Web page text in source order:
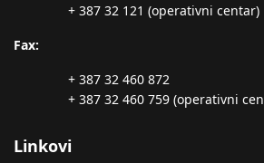
+ 387 32 121 (operativni centar)
Fax:
+ 387 32 460 872
+ 387 32 460 759 (operativni
Linkovi